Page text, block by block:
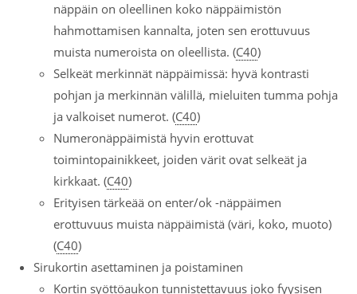
näppäin on oleellinen koko näppäimistön
hahmottamisen kannalta, joten sen erottuvuus
muista numeroista on oleellista. (C40)
Selkeät merkinnät näppäimissä: hyvä kontrasti
pohjan ja merkinnän välillä, mieluiten tumma pohja
ja valkoiset numerot. (C40)
Numeronäppäimistä hyvin erottuvat
toimintopainikkeet, joiden värit ovat selkeät ja
kirkkaat. (C40)
Erityisen tärkeää on enter/ok -näppäimen
erottuvuus muista näppäimistä (väri, koko, muoto)
(C40)
Sirukortin asettaminen ja poistaminen
Kortin syöttöaukon tunnistettavuus joko fyysisen